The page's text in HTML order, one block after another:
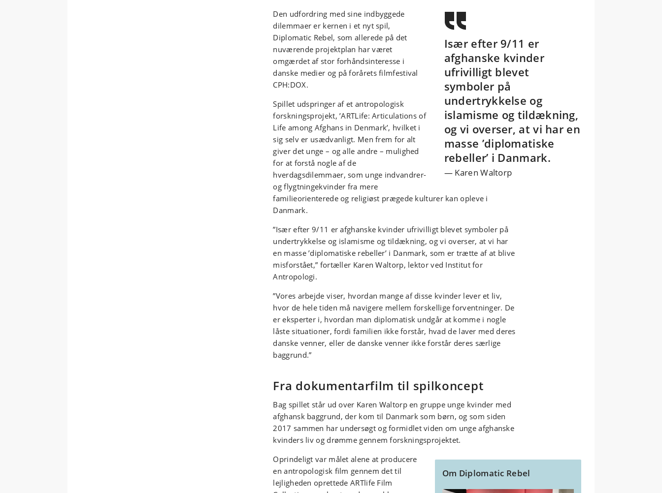
Især efter 9/11 er
afghanske kvinder
ufrivilligt blevet
symboler på
undertrykkelse og
islamisme og tildækning,
og vi overser, at vi har en
masse ’diplomatiske
rebeller’ i Danmark.
Karen Waltorp
Den udfordring med sine indbyggede
dilemmaer er kernen i et nyt spil,
Diplomatic Rebel, som allerede på det
nuværende projektplan har været
omgærdet af stor forhåndsinteresse i
danske medier og på forårets filmfestival
CPH:DOX.
Spillet udspringer af et antropologisk
forskningsprojekt, ’ARTLife: Articulations of
Life among Afghans in Denmark’, hvilket i
sig selv er usædvanligt. Men frem for alt
giver det unge – og alle andre – mulighed
for at forstå nogle af de
hverdagsdilemmaer, som unge indvandrer-
og flygtningekvinder fra mere
familieorienterede og religiøst prægede kulturer kan opleve i
Danmark.
”Især efter 9/11 er afghanske kvinder ufrivilligt blevet symboler på
undertrykkelse og islamisme og tildækning, og vi overser, at vi har
en masse ’diplomatiske rebeller’ i Danmark, som er trætte af at blive
misforstået,” fortæller Karen Waltorp, lektor ved Institut for
Antropologi.
”Vores arbejde viser, hvordan mange af disse kvinder lever et liv,
hvor de hele tiden må navigere mellem forskellige forventninger. De
er eksperter i, hvordan man diplomatisk undgår at komme i nogle
låste situationer, fordi familien ikke forstår, hvad de laver med deres
danske venner, eller de danske venner ikke forstår deres særlige
baggrund.”
Fra dokumentarfilm til spilkoncept
Bag spillet står ud over Karen Waltorp en gruppe unge kvinder med
afghansk baggrund, der kom til Danmark som børn, og som siden
2017 sammen har undersøgt og formidlet viden om unge afghanske
kvinders liv og drømme gennem forskningsprojektet.
Om Diplomatic Rebel
Oprindeligt var målet alene at producere
en antropologisk film gennem det til
lejligheden oprettede ARTlife Film